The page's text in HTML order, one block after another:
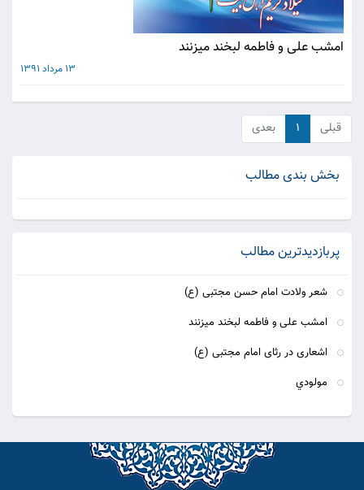
امشب علی و فاطمه لبخند میزنند
13 مرداد 1391
قبلی ۱ بعدی
بخش بندی مطالب
پربازدیدترین مطالب
شعر ولادت امام حسن مجتبی (ع)
امشب علی و فاطمه لبخند میزنند
اشعاری در رثای امام مجتبی (ع)
مولودي